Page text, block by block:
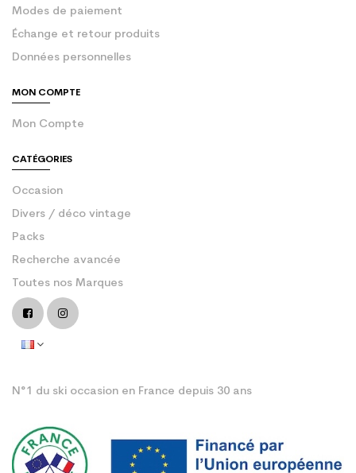
Modes de paiement
Échange et retour produits
Données personnelles
MON COMPTE
Mon Compte
CATÉGORIES
Occasion
Divers / déco vintage
Packs
Recherche avancée
Toutes nos Marques
N°1 du ski occasion en France depuis 30 ans